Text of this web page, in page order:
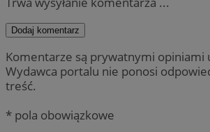
Dodaj komentarz
Komentarze są prywatnymi opiniami
Wydawca portalu nie ponosi
treść.
* pola obowiązkowe